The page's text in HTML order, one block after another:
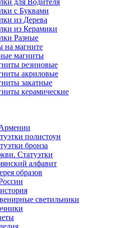
для Водителя
с Буквами
из Дерева
из Керамики
Разные
на магните
магниты
резиновые
акриловые
закатные
керамические
полистоун
бронза
Статуэтки
алфавит
образов
светильники